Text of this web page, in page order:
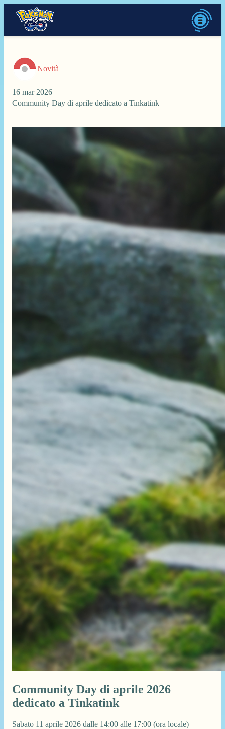
Novità
16 mar 2026
Community Day di aprile dedicato a Tinkatink
Community Day di aprile 2026
dedicato a Tinkatink
Sabato 11 aprile 2026 dalle 14:00 alle 17:00 (ora locale)